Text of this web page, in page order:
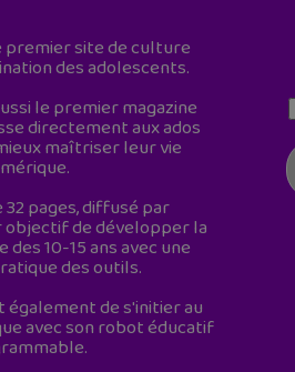
premier site de culture
des adolescents.
le premier magazine
directement aux ados
maîtriser leur vie
32 pages, diffusé par
objectif de développer la
10-15 ans avec une
des outils.
également de s'initier au
avec son robot éducatif